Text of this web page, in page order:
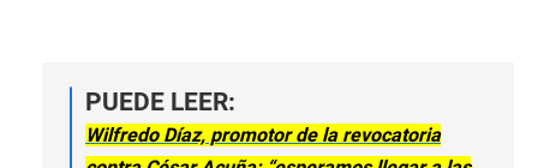
PUEDE LEER:
Wilfredo Díaz, promotor de la revocatoria